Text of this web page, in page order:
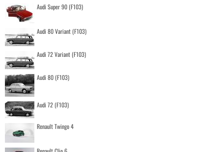
Audi Super 90 (F103)
Audi 80 Variant (F103)
Audi 72 Variant (F103)
Audi 80 (F103)
Audi 72 (F103)
Renault Twingo 4